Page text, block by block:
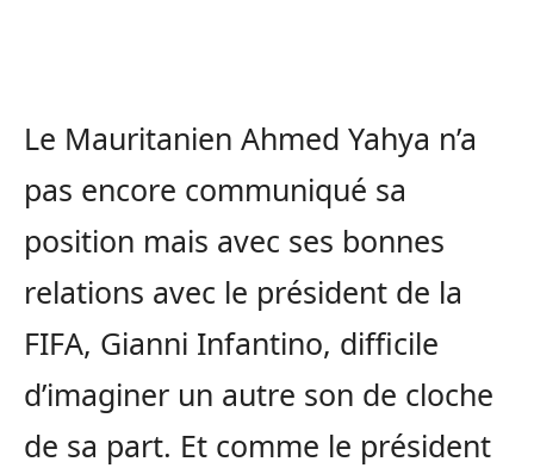
Le Mauritanien Ahmed Yahya n’a
pas encore communiqué sa
position mais avec ses bonnes
relations avec le président de la
FIFA, Gianni Infantino, difficile
d’imaginer un autre son de cloche
de sa part. Et comme le président